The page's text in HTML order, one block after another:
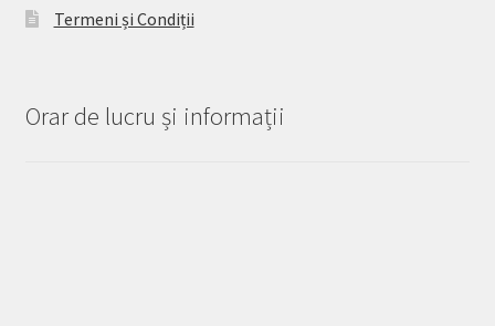
Termeni și Condiții
Orar de lucru și informații